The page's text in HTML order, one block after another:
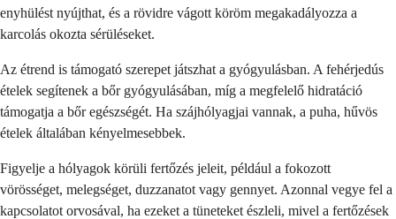
enyhülést nyújthat, és a rövidre vágott köröm megakadályozza a
karcolás okozta sérüléseket.
Az étrend is támogató szerepet játszhat a gyógyulásban. A fehérjedús
ételek segítenek a bőr gyógyulásában, míg a megfelelő hidratáció
támogatja a bőr egészségét. Ha szájhólyagjai vannak, a puha, hűvös
ételek általában kényelmesebbek.
Figyelje a hólyagok körüli fertőzés jeleit, például a fokozott
vörösséget, melegséget, duzzanatot vagy gennyet. Azonnal vegye fel a
kapcsolatot orvosával, ha ezeket a tüneteket észleli, mivel a fertőzések